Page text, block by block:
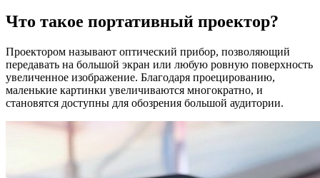
Что такое портативный проектор?
Проектором называют оптический прибор, позволяющий
передавать на большой экран или любую ровную поверхность
увеличенное изображение. Благодаря проецированию,
маленькие картинки увеличиваются многократно, и
становятся доступны для обозрения большой аудитории.